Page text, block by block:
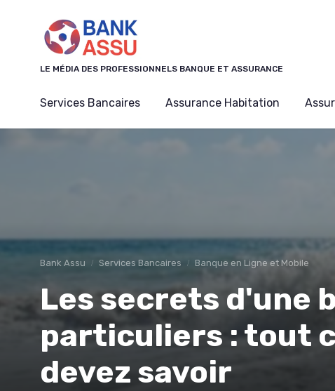
LE MÉDIA DES PROFESSIONNELS BANQUE ET ASSURANCE
Services Bancaires Assurance Habitation
Bank Assu Services Bancaires Banque en Ligne et Mobile
Les secrets d'une
particuliers : tout
devez savoir